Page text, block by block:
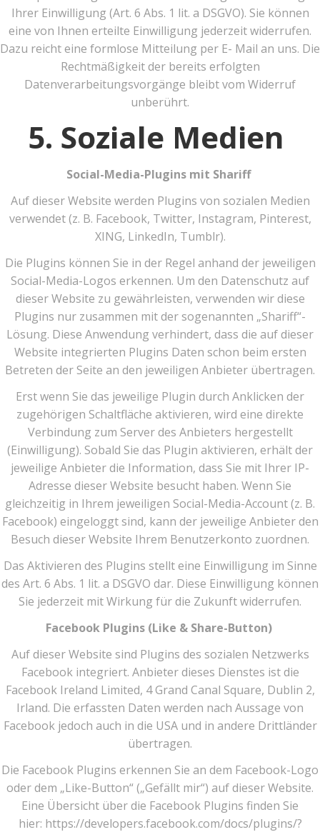
Ihrer Einwilligung (Art. 6 Abs. 1 lit. a DSGVO). Sie können
eine von Ihnen erteilte Einwilligung jederzeit widerrufen.
Dazu reicht eine formlose Mitteilung per E- Mail an uns. Die
Rechtmäßigkeit der bereits erfolgten
Datenverarbeitungsvorgänge bleibt vom Widerruf
unberührt.
5. Soziale Medien
Social-Media-Plugins mit Shariff
Auf dieser Website werden Plugins von sozialen Medien
verwendet (z. B. Facebook, Twitter, Instagram, Pinterest,
XING, LinkedIn, Tumblr).
Die Plugins können Sie in der Regel anhand der jeweiligen
Social-Media-Logos erkennen. Um den Datenschutz auf
dieser Website zu gewährleisten, verwenden wir diese
Plugins nur zusammen mit der sogenannten „Shariff“-
Lösung. Diese Anwendung verhindert, dass die auf dieser
Website integrierten Plugins Daten schon beim ersten
Betreten der Seite an den jeweiligen Anbieter übertragen.
Erst wenn Sie das jeweilige Plugin durch Anklicken der
zugehörigen Schaltfläche aktivieren, wird eine direkte
Verbindung zum Server des Anbieters hergestellt
(Einwilligung). Sobald Sie das Plugin aktivieren, erhält der
jeweilige Anbieter die Information, dass Sie mit Ihrer IP-
Adresse dieser Website besucht haben. Wenn Sie
gleichzeitig in Ihrem jeweiligen Social-Media-Account (z. B.
Facebook) eingeloggt sind, kann der jeweilige Anbieter den
Besuch dieser Website Ihrem Benutzerkonto zuordnen.
Das Aktivieren des Plugins stellt eine Einwilligung im Sinne
des Art. 6 Abs. 1 lit. a DSGVO dar. Diese Einwilligung können
Sie jederzeit mit Wirkung für die Zukunft widerrufen.
Facebook Plugins (Like & Share-Button)
Auf dieser Website sind Plugins des sozialen Netzwerks
Facebook integriert. Anbieter dieses Dienstes ist die
Facebook Ireland Limited, 4 Grand Canal Square, Dublin 2,
Irland. Die erfassten Daten werden nach Aussage von
Facebook jedoch auch in die USA und in andere Drittländer
übertragen.
Die Facebook Plugins erkennen Sie an dem Facebook-Logo
oder dem „Like-Button“ („Gefällt mir“) auf dieser Website.
Eine Übersicht über die Facebook Plugins finden Sie
hier: https://developers.facebook.com/docs/plugins/?